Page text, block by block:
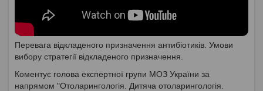
Перевага відкладеного призначення антибіотиків. Умови
вибору стратегії відкладеного призначення.
Коментує голова експертної групи МОЗ України за
напрямом "Отоларингологія. Дитяча отоларингологія.